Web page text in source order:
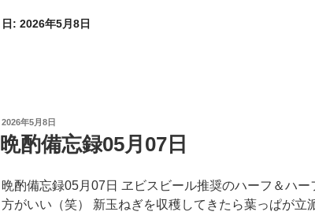
日: 2026年5月8日
投
稿
日:
2026年5月8日
晩酌備忘録05月07日
晩酌備忘録05月07日 ヱビスビール推奨のハーフ＆ハ
方がいい（笑） 新玉ねぎを収穫してきたら葉っぱが立